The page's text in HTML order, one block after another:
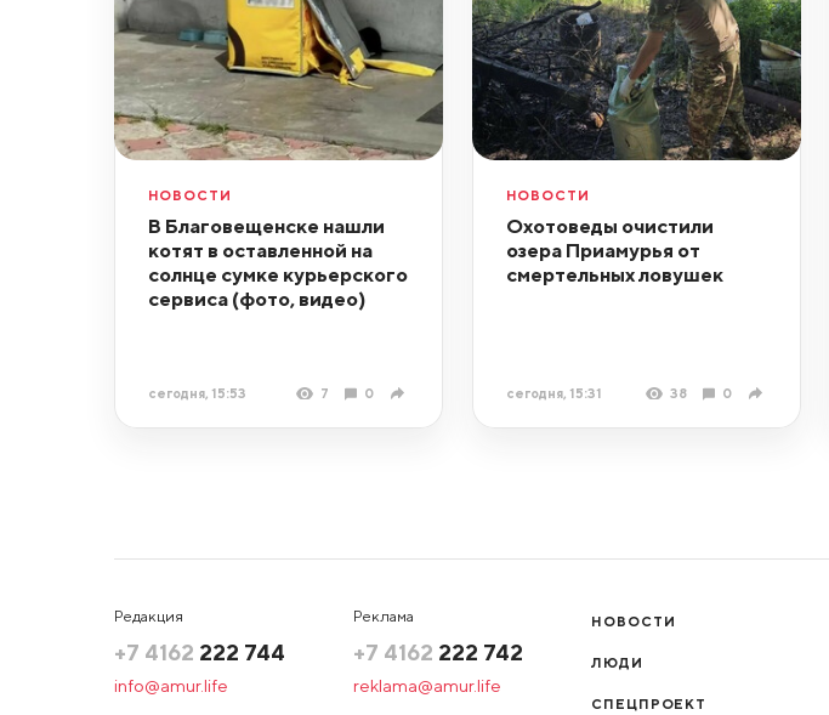
НОВОСТИ
В Благовещенске нашли
котят в оставленной на
солнце сумке курьерского
сервиса (фото, видео)
сегодня, 15:53 7 0
НОВОСТИ
Охотоведы очистили
озера Приамурья от
смертельных ловушек
сегодня, 15:31 38 0
Редакция
+7 4162 222 744
info@amur.life
Реклама
+7 4162 222 742
reklama@amur.life
НОВОСТИ
ЛЮДИ
СПЕЦПРОЕКТ